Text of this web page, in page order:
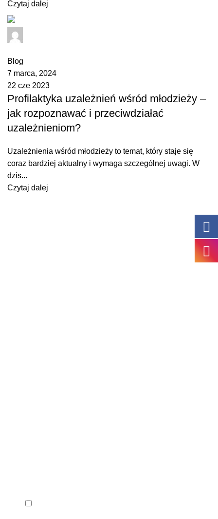
Czytaj dalej
Blog
7 marca, 2024
22 cze 2023
Profilaktyka uzależnień wśród młodzieży –
jak rozpoznawać i przeciwdziałać
uzależnieniom?
Uzależnienia wśród młodzieży to temat, który staje się
coraz bardziej aktualny i wymaga szczególnej uwagi. W
dzis...
Czytaj dalej